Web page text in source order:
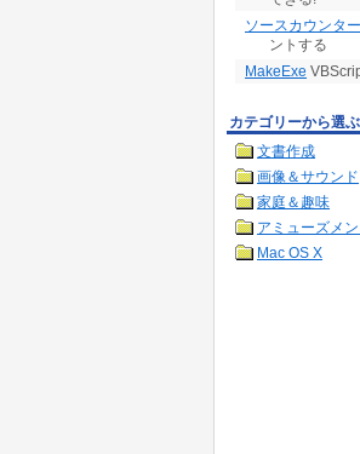
ソースカウンター
ントする
MakeExe
カテゴリーから選ぶ
文書作成
画像＆サウンド
家庭＆趣味
アミューズメン
Mac OS X